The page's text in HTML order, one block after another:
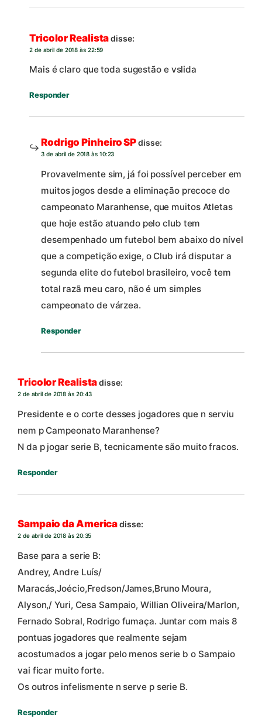
Tricolor Realistadisse:
2 de abril de 2018 às 22:59
Mais é claro que toda sugestão e vslida
Responder
Rodrigo Pinheiro SPdisse:
3 de abril de 2018 às 10:23
Provavelmente sim, já foi possível perceber em
muitos jogos desde a eliminação precoce do
campeonato Maranhense, que muitos Atletas
que hoje estão atuando pelo club tem
desempenhado um futebol bem abaixo do nível
que a competição exige, o Club irá disputar a
segunda elite do futebol brasileiro, você tem
total razã meu caro, não é um simples
campeonato de várzea.
Responder
Tricolor Realistadisse:
2 de abril de 2018 às 20:43
Presidente e o corte desses jogadores que n serviu
nem p Campeonato Maranhense?
N da p jogar serie B, tecnicamente são muito fracos.
Responder
Sampaio da Americadisse:
2 de abril de 2018 às 20:35
Base para a serie B:
Andrey, Andre Luís/
Maracás,Joécio,Fredson/James,Bruno Moura,
Alyson,/ Yuri, Cesa Sampaio, Willian Oliveira/Marlon,
Fernado Sobral, Rodrigo fumaça. Juntar com mais 8
pontuas jogadores que realmente sejam
acostumados a jogar pelo menos serie b o Sampaio
vai ficar muito forte.
Os outros infelismente n serve p serie B.
Responder